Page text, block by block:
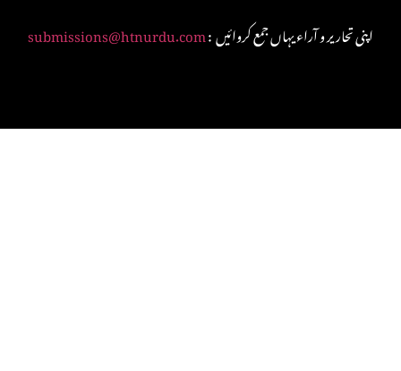
submissions@htnurdu.com : اپنی تحاریر و آراء یہاں جمع کروائیں